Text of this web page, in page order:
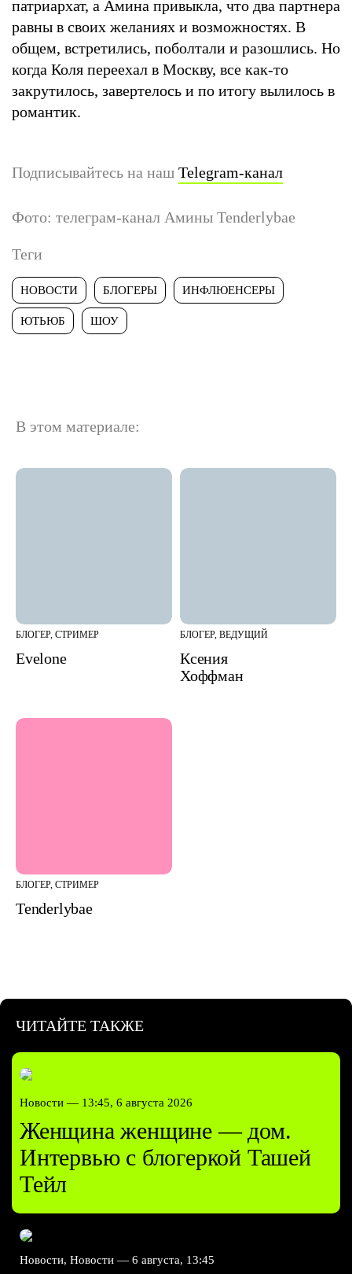
патриархат, а Амина привыкла, что два партнера
равны в своих желаниях и возможностях. В
общем, встретились, поболтали и разошлись. Но
когда Коля переехал в Москву, все как-то
закрутилось, завертелось и по итогу вылилось в
романтик.
Подписывайтесь на наш Telegram-канал
Фото: телеграм-канал Амины Tenderlybae
Теги
НОВОСТИ БЛОГЕРЫ ИНФЛЮЕНСЕРЫ
ЮТЬЮБ ШОУ
В этом материале:
БЛОГЕР, СТРИМЕР
Evelone
БЛОГЕР, ВЕДУЩИЙ
Ксения
Хоффман
БЛОГЕР, СТРИМЕР
Tenderlybae
ЧИТАЙТЕ ТАКЖЕ
Новости — 13:45, 6 августа 2026
Женщина женщине — дом.
Интервью с блогеркой Ташей
Тейл
Новости, Новости — 6 августа, 13:45